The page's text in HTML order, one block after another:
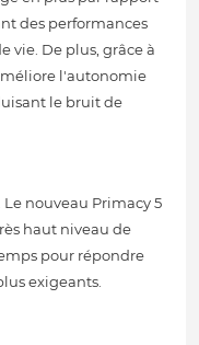
des performances
vie. De plus, grâce à
l'autonomie
le bruit de
nouveau Primacy 5
haut niveau de
pour répondre
exigeants.